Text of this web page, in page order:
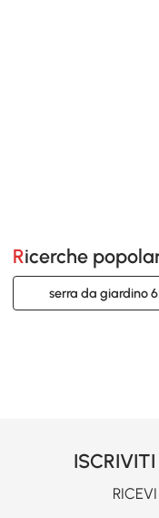
Ricerche
serra da giardino